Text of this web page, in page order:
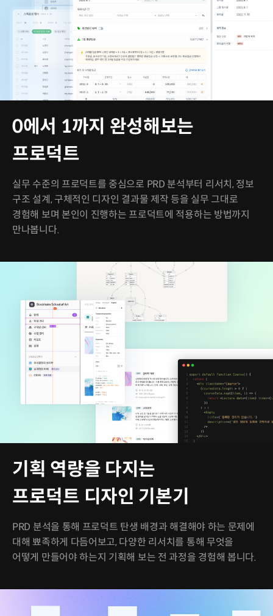
0에서 1까지 완성해보는
프로덕트
실무 수준의 프로덕트를 중심으로 PRD 분석부터 리서치, 정보
구조 설계, 구체적인 디자인 결과물 제작 등을 실무 그대로
경험해 보며 본인이 진행하는 프로덕트에 적용하는 방법까지
만나봅니다.
기획 역량을 다지는
프로덕트 디자인 기본기
PRD 분석을 통해 프로덕트 탄생 배경과 해결해야 하는 문제에
대해 뾰족하게 다듬어보고, 다양한 리서치를 통해 무엇을
어떻게 만들어야 하는지 기획해 보는 전 과정을 경험해 봅니다.